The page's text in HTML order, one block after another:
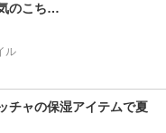
のこち…
ル
チャの保湿アイテムで夏